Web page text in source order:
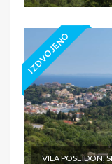
IZDVOJENO
VILA POSEIDON,